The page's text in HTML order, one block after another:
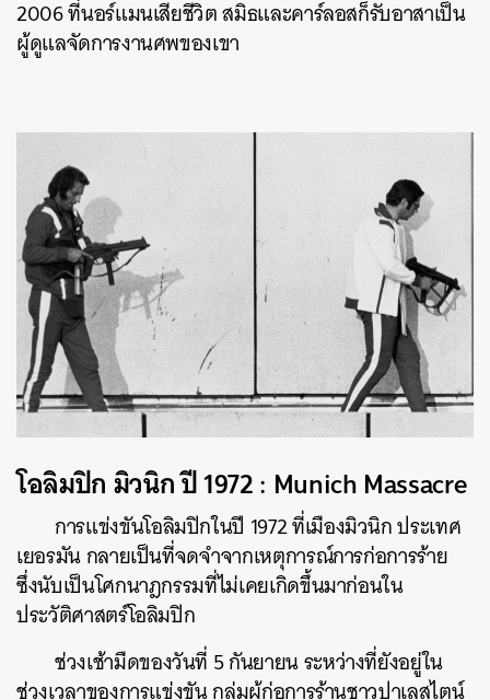
2006 ที่นอร์แมนเสียชีวิต สมิธและคาร์ลอสก็รับอาสาเป็น
ผู้ดูแลจัดการงานศพของเขา
โอลิมปิก มิวนิก ปี 1972 : Munich Massacre
การแข่งขันโอลิมปิกในปี 1972 ที่เมืองมิวนิก ประเทศ
เยอรมัน กลายเป็นที่จดจำจากเหตุการณ์การก่อการร้าย
ซึ่งนับเป็นโศกนาฎกรรมที่ไม่เคยเกิดขึ้นมาก่อนใน
ประวัติศาสตร์โอลิมปิก
ช่วงเช้ามืดของวันที่ 5 กันยายน ระหว่างที่ยังอยู่ใน
ช่วงเวลาของการแข่งขัน กลุ่มผู้ก่อการร้านชาวปาเลสไตน์